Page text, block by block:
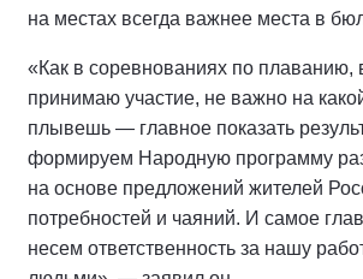
на местах всегда важнее места в
«Как в соревнованиях по плаванию,
принимаю участие, не важно на
плывешь — главное показать
формируем Народную программу
на основе предложений жителей
потребностей и чаяний. И самое
несем ответственность за нашу